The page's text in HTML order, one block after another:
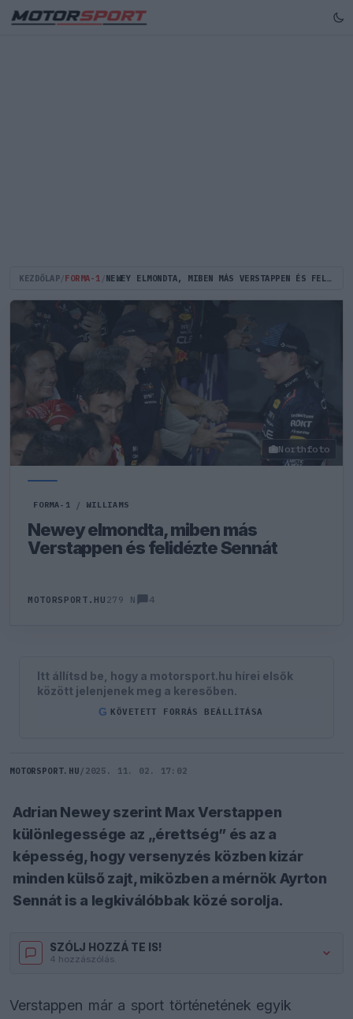
KEZDŐLAP FORMA-1 NEWEY ELMONDTA, MIBEN MÁS VERSTAPPEN ÉS FELIDÉZTE SENNÁT
Northfoto
FORMA-1 / WILLIAMS
Newey elmondta, miben más
Verstappen és felidézte Sennát
MOTORSPORT.HU 279 N 4
Itt állítsd be, hogy a motorsport.hu hírei elsők
között jelenjenek meg a keresőben.
G KÖVETETT FORRÁS BEÁLLÍTÁSA
MOTORSPORT.HU / 2025. 11. 02. 17:02
Adrian Newey szerint Max Verstappen
különlegessége az „érettség” és az a
képesség, hogy versenyzés közben kizár
minden külső zajt, miközben a mérnök Ayrton
Sennát is a legkiválóbbak közé sorolja.
SZÓLJ HOZZÁ TE IS!
4 hozzászólás.
Verstappen már a sport történetének egyik